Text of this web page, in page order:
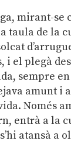
mirant-se
taula de la
i el plegà
sempre
amunt
Només
entrà a la
atansà